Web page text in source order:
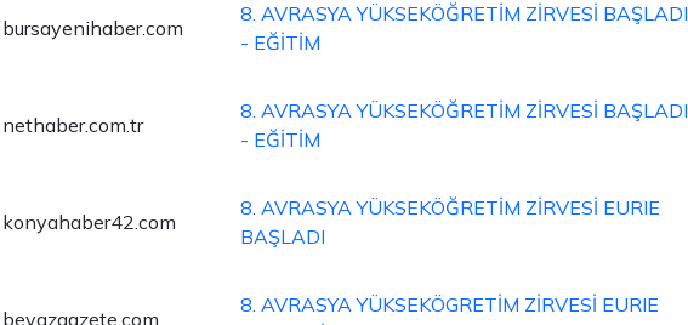
bursayenihaber.com
8. AVRASYA YÜKSEKÖĞRETİM ZİRVESİ BAŞLADI
- EĞİTİM
nethaber.com.tr
8. AVRASYA YÜKSEKÖĞRETİM ZİRVESİ BAŞLADI
- EĞİTİM
konyahaber42.com
8. AVRASYA YÜKSEKÖĞRETİM ZİRVESİ EURIE
BAŞLADI
beyazgazete.com
8. AVRASYA YÜKSEKÖGRETİM ZİRVESİ EURIE